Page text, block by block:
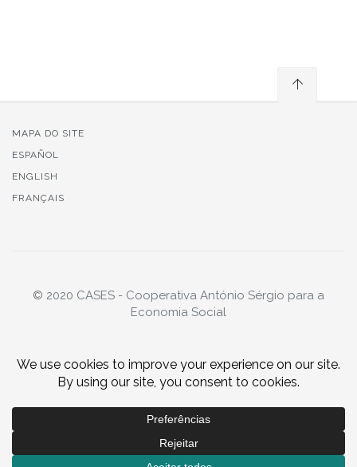
MAPA DO SITE
ESPAÑOL
ENGLISH
FRANÇAIS
© 2020 CASES - Cooperativa António Sérgio para a
Economia Social